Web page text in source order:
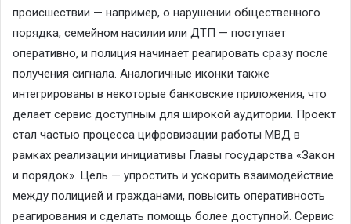
происшествии — например, о нарушении общественного
порядка, семейном насилии или ДТП — поступает
оперативно, и полиция начинает реагировать сразу после
получения сигнала. Аналогичные иконки также
интегрированы в некоторые банковские приложения, что
делает сервис доступным для широкой аудитории. Проект
стал частью процесса цифровизации работы МВД в
рамках реализации инициативы Главы государства «Закон
и порядок». Цель — упростить и ускорить взаимодействие
между полицией и гражданами, повысить оперативность
реагирования и сделать помощь более доступной. Сервис